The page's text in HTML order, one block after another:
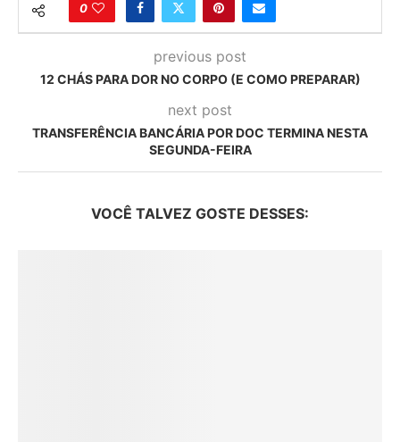
0
previous post
12 CHÁS PARA DOR NO CORPO (E COMO PREPARAR)
next post
TRANSFERÊNCIA BANCÁRIA POR DOC TERMINA NESTA
SEGUNDA-FEIRA
VOCÊ TALVEZ GOSTE DESSES: